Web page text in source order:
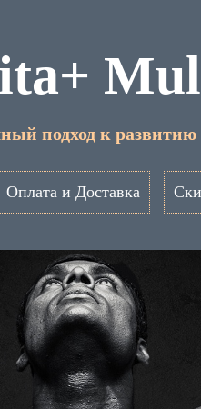
подход к развитию
Оплата и Доставка